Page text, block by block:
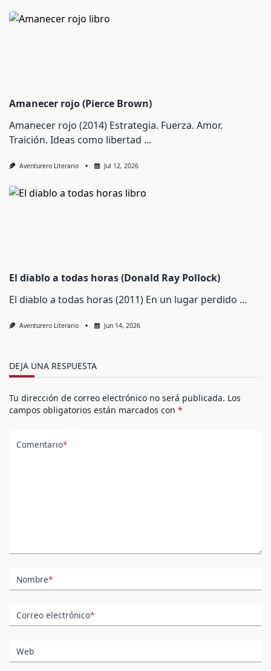
Amanecer rojo (Pierce Brown)
Amanecer rojo (2014) Estrategia. Fuerza. Amor.
Traición. Ideas como libertad ...
Aventurero Literario Jul 12, 2026
El diablo a todas horas (Donald Ray Pollock)
El diablo a todas horas (2011) En un lugar perdido ...
Aventurero Literario Jun 14, 2026
DEJA UNA RESPUESTA
Tu dirección de correo electrónico no será publicada. Los
campos obligatorios están marcados con *
Comentario*
Nombre*
Correo electrónico*
Web